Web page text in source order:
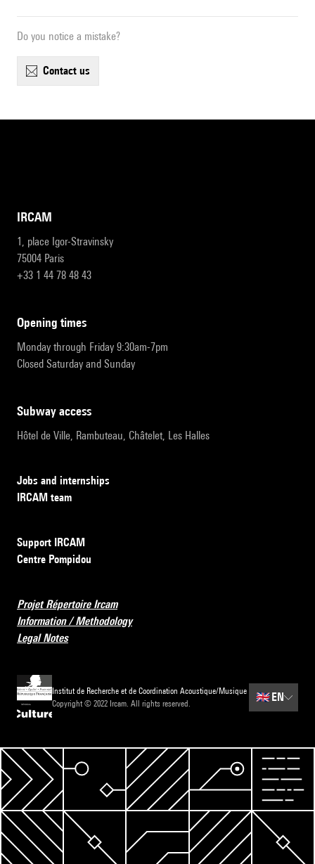
Do you notice a mistake?
contact us
IRCAM
1, place Igor-Stravinsky
75004 Paris
+33 1 44 78 48 43
opening times
Monday through Friday 9:30am-7pm
Closed Saturday and Sunday
subway access
Hôtel de Ville, Rambuteau, Châtelet, Les Halles
Jobs and internships
IRCAM team
Support IRCAM
Centre Pompidou
Projet Répertoire Ircam
Information / Methodology
Legal Notes
Institut de Recherche et de Coordination Acoustique/Musique
Copyright © 2022 Ircam. All rights reserved.
🇬🇧 EN